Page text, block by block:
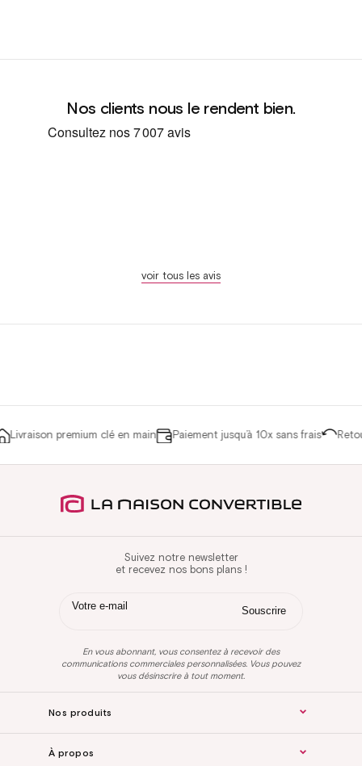
Nos clients nous le rendent bien.
voir tous les avis
premium clé en main Paiement jusqu’à 10x sans frais Retour
Suivez notre newsletter
et recevez nos bons plans !
En vous abonnant, vous consentez à recevoir des
communications commerciales personnalisées. Vous pouvez
vous désinscrire à tout moment.
Nos produits
À propos